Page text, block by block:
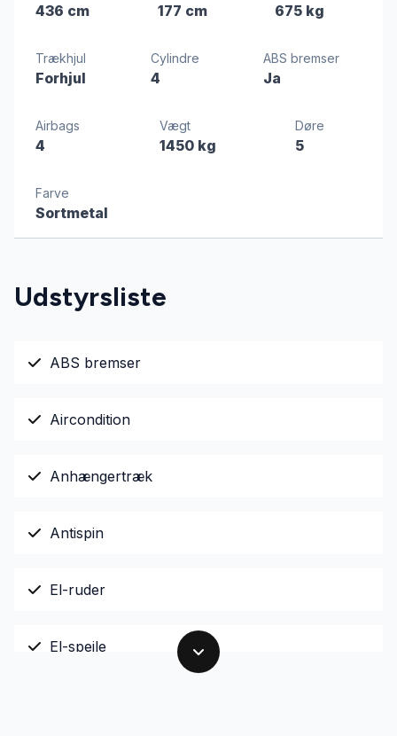
436 cm 177 cm 675 kg
Trækhjul
Forhjul
Cylindre
4
ABS bremser
Ja
Airbags
4
Vægt
1450 kg
Døre
5
Farve
Sortmetal
Udstyrsliste
ABS bremser
Aircondition
Anhængertræk
Antispin
El-ruder
El-spejle